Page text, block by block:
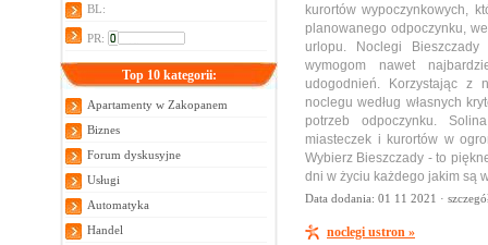
BL:
PR:
Top 10 kategorii:
Apartamenty w Zakopanem
Biznes
Forum dyskusyjne
Usługi
Automatyka
Handel
kurortów wypoczynkowych,
planowanego odpoczynku,
urlopu. Noclegi
wymogom nawet
udogodnień. Korzystając z
noclegu według własnych
potrzeb odpoczynku.
miasteczek i kurortów w
Wybierz Bieszczady - to
dni w życiu każdego jakim są
Data dodania: 01 11 2021 ·
noclegi ustron »